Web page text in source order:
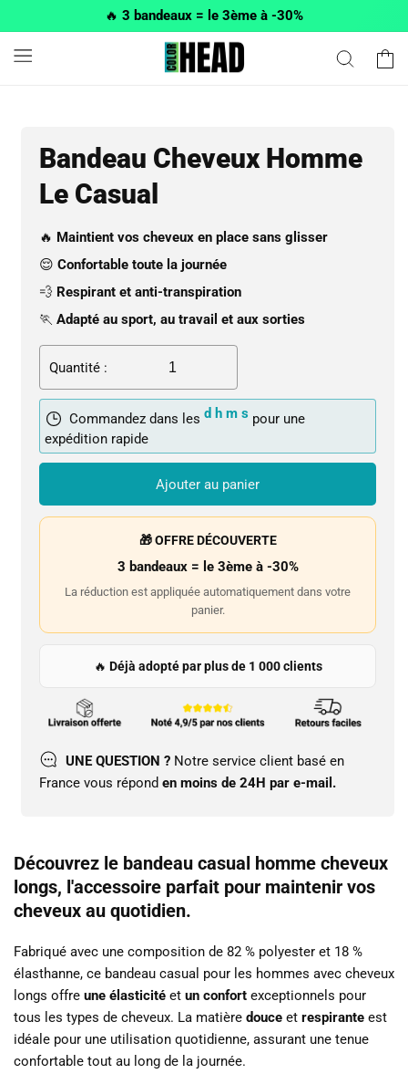
au
🔥 3 bandeaux = le 3ème à -30%
Panier
Bandeau Cheveux Homme
Le Casual
🔥 Maintient vos cheveux en place sans glisser
😌 Confortable toute la journée
💨 Respirant et anti-transpiration
🏃 Adapté au sport, au travail et aux sorties
Quantité :
Commandez dans les d h m s pour une
expédition rapide
Ajouter au panier
🎁 OFFRE DÉCOUVERTE
3 bandeaux = le 3ème à -30%
La réduction est appliquée automatiquement dans votre
panier.
🔥 Déjà adopté par plus de 1 000 clients
UNE QUESTION ? Notre service client basé en
France vous répond en moins de 24H par e-mail.
Découvrez le bandeau casual homme cheveux
longs, l'accessoire parfait pour maintenir vos
cheveux au quotidien.
Fabriqué avec une composition de 82 % polyester et 18 %
élasthanne, ce bandeau casual pour les hommes avec cheveux
longs offre une élasticité et un confort exceptionnels pour
tous les types de cheveux. La matière douce et respirante est
idéale pour une utilisation quotidienne, assurant une tenue
confortable tout au long de la journée.